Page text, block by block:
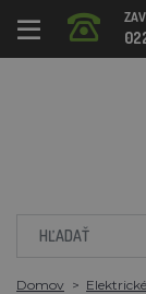
Domov